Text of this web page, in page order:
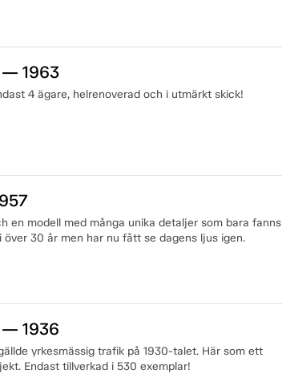
— 1963
4 ägare, helrenoverad och i utmärkt skick!
en modell med många unika detaljer som bara fanns
30 år men har nu fått se dagens ljus igen.
— 1936
yrkesmässig trafik på 1930-talet. Här som ett
Endast tillverkad i 530 exemplar!